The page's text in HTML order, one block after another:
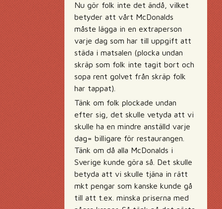
Nu gör folk inte det ändå, vilket
betyder att vårt McDonalds
måste lägga in en extraperson
varje dag som har till uppgift att
städa i matsalen (plocka undan
skräp som folk inte tagit bort och
sopa rent golvet från skräp folk
har tappat).
Tänk om folk plockade undan
efter sig, det skulle vetyda att vi
skulle ha en mindre anställd varje
dag= billigare för restaurangen.
Tänk om då alla McDonalds i
Sverige kunde göra så. Det skulle
betyda att vi skulle tjäna in rätt
mkt pengar som kanske kunde gå
till att t.ex. minska priserna med